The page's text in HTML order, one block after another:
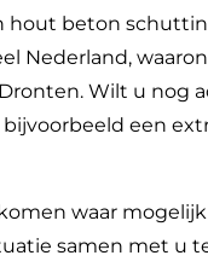
hout beton
Nederland,
Wilt u nog
een
waar mogelijk
samen met u